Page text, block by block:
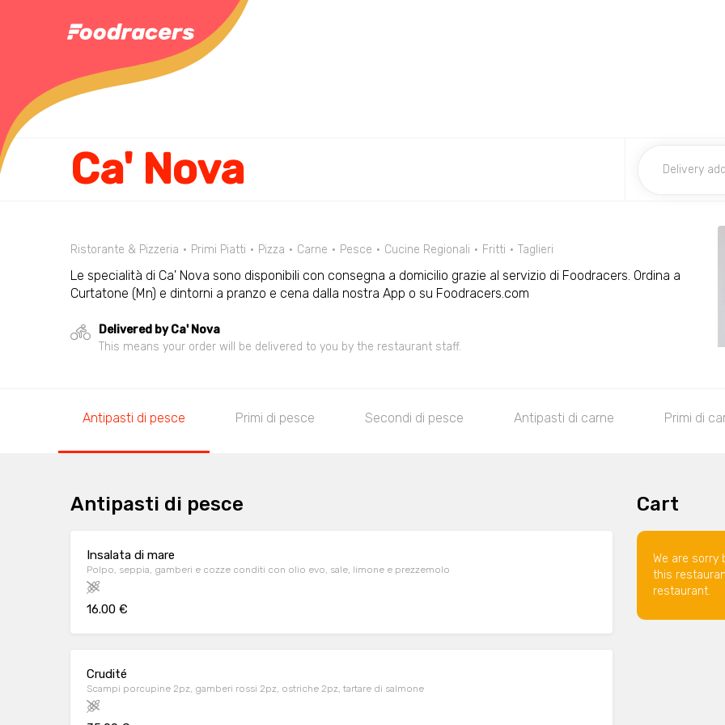
Ca' Nova
Ristorante & Pizzeria Primi Piatti Pizza Carne Pesce Cucine Regionali Fritti Taglieri
Le specialità di Ca' Nova sono disponibili con consegna a domicilio grazie al servizio di Foodracers. Ordina a
Curtatone (Mn) e dintorni a pranzo e cena dalla nostra App o su Foodracers.com
Delivered by Ca' Nova
This means your order will be delivered to you by the restaurant staff.
Antipasti di pesce Primi di pesce Secondi di pesce Antipasti di carne Primi di
Antipasti di pesce
Insalata di mare
Polpo, seppia, gamberi e cozze conditi con olio evo, sale, limone e prezzemolo
16.00 €
Crudité
Scampi porcupine 2pz, gamberi rossi 2pz, ostriche 2pz, tartare di salmone
Cart
We are
this
restaurant.